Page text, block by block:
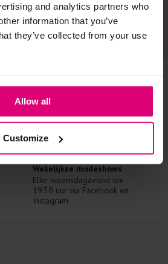
and analytics partners who
information that you’ve
they’ve collected from your use
Allow all
Customize
6 winkels en 1 webshop
Wij staan altijd voor je klaar
met een kopje koffie en een
toefje styling advies
Wekelijkse modeshows
Elke woensdagavond om
19:30 uur via Facebook en
Instagram